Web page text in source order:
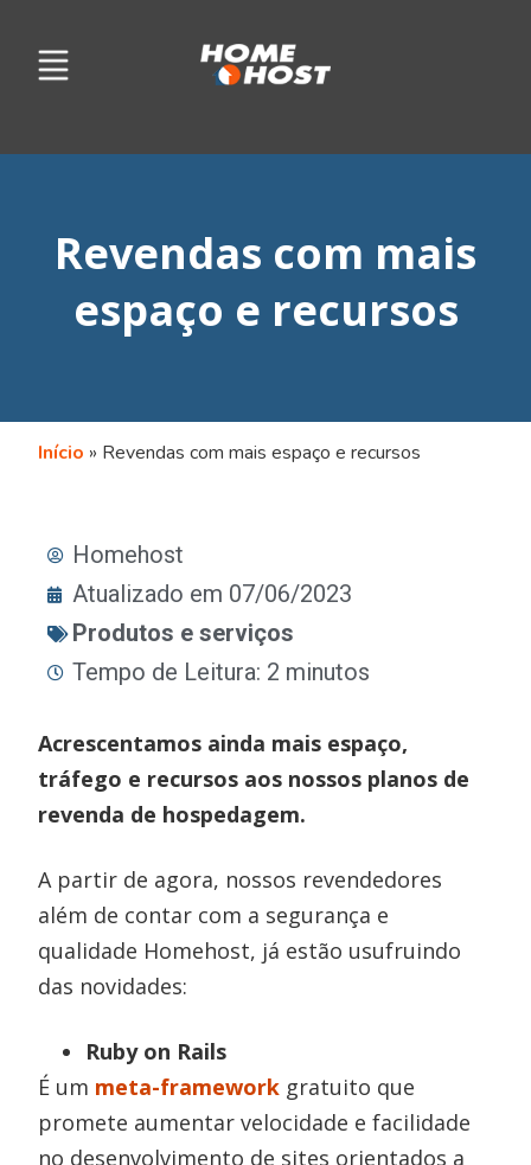
Revendas com mais
espaço e recursos
Início » Revendas com mais espaço e recursos
Homehost
Atualizado em 07/06/2023
Produtos e serviços
Tempo de Leitura: 2 minutos
Acrescentamos ainda mais espaço,
tráfego e recursos aos nossos planos de
revenda de hospedagem.
A partir de agora, nossos revendedores
além de contar com a segurança e
qualidade Homehost, já estão usufruindo
das novidades:
Ruby on Rails
É um meta-framework gratuito que
promete aumentar velocidade e facilidade
no desenvolvimento de sites orientados a